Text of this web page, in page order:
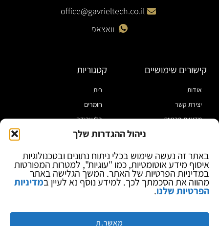
ניהול ההגדרות שלך
באתר זה נעשה שימוש בכלי ניתוח נתונים ובטכנולוגיות
איסוף מידע אוטומטיות, כמו "עוגיות", למטרות המפורטות
במדיניות הפרטיות של האתר. המשך הגלישה באתר
מהווה את הסכמתך לכך. למידע נוסף נא לעיין במדיניות
הפרטיות שלנו.
מאשר.ת
office@gavrieltech.co.il
וואצאפ
קישורים שימושיים
אודות
יצירת קשר
מדיניות פרטיות
בלוג
קטגוריות
בית
חומרים
כלי עבודה
מוצרי הלחמה
ספקי כח ומודדים
ציוד אופטי להגדלה
מותגים